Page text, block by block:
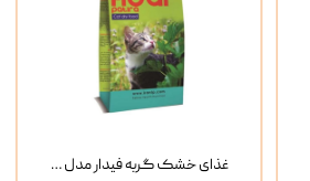
غذای خشک گربه فیدار مدل Adult وزن 10 کیلوگرم